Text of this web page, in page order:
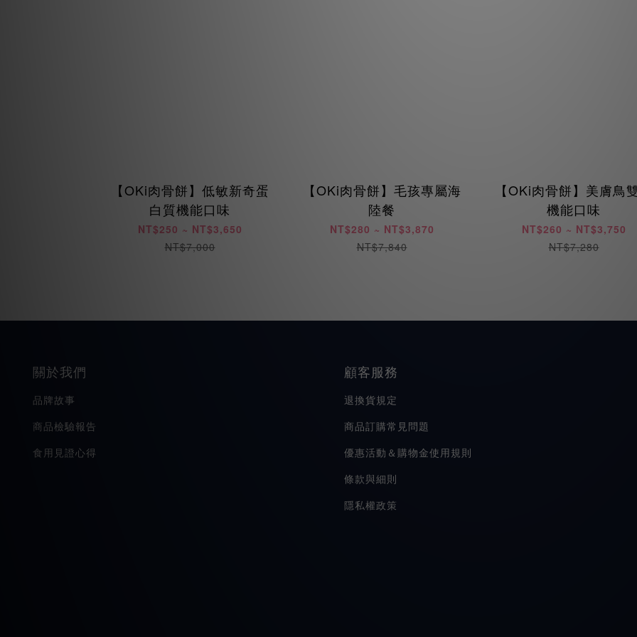
【OKi肉骨餅】低敏新奇蛋
白質機能口味
NT$250 ~ NT$3,650
NT$7,000
【OKi肉骨餅】毛孩專屬海
陸餐
NT$280 ~ NT$3,870
NT$7,840
【OKi肉骨餅】美膚鳥
機能口味
NT$260 ~ NT$3,750
NT$7,280
關於我們
品牌故事
商品檢驗報告
食用見證心得
顧客服務
退換貨規定
商品訂購常見問題
優惠活動＆購物金使用規則
條款與細則
隱私權政策